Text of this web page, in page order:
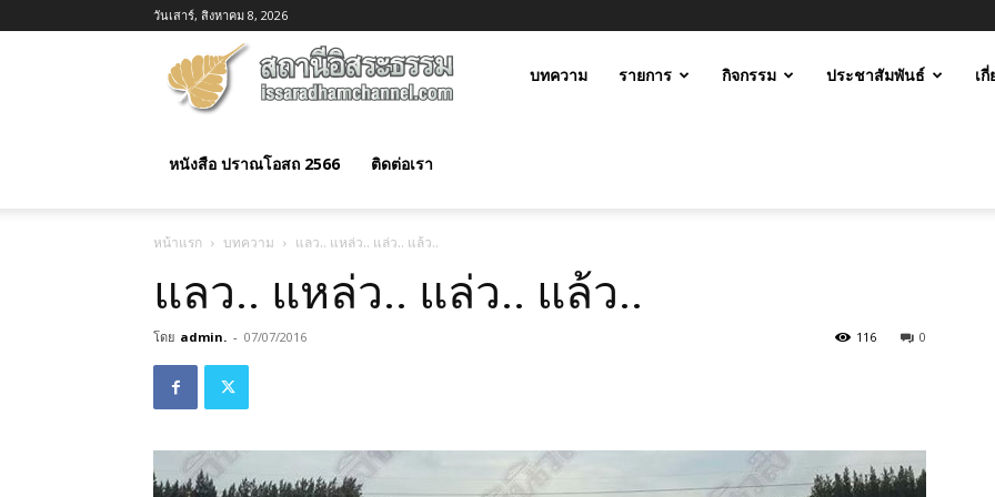
วันเสาร์, สิงหาคม 8, 2026
บทความ รายการ กิจกรรม ประชาสัมพันธ์ เ
หนังสือ ปราณโอสถ 2566 ติดต่อเรา
หน้าแรก บทความ แลว.. แหล่ว.. แล่ว.. แล้ว..
แลว.. แหล่ว.. แล่ว.. แล้ว..
โดย admin. - 07/07/2016 0
116